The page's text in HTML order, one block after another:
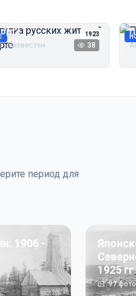
1923
русских жителей
неизвестен 38
период для
1906 -
1925 гг
97фото